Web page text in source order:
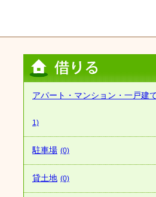
アパート・マンション・一戸建
1)
駐車場 (0)
貸土地 (0)